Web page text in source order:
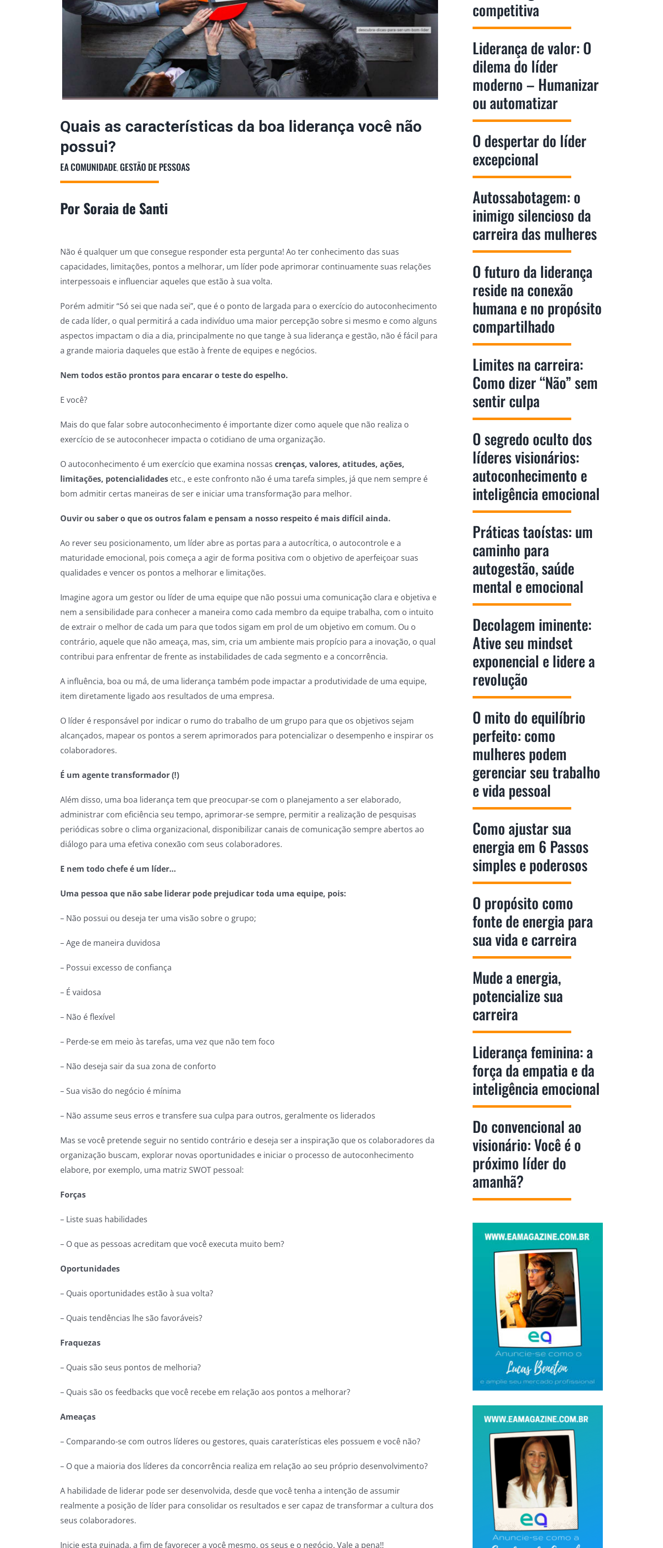
Quais as características da boa liderança você não
possui?
EA COMUNIDADE,GESTÃO DE PESSOAS
Por Soraia de Santi
Não é qualquer um que consegue responder esta pergunta! Ao ter conhecimento das suas
capacidades, limitações, pontos a melhorar, um líder pode aprimorar continuamente suas relações
interpessoais e influenciar aqueles que estão à sua volta.
Porém admitir “Só sei que nada sei”, que é o ponto de largada para o exercício do autoconhecimento
de cada líder, o qual permitirá a cada indivíduo uma maior percepção sobre si mesmo e como alguns
aspectos impactam o dia a dia, principalmente no que tange à sua liderança e gestão, não é fácil para
a grande maioria daqueles que estão à frente de equipes e negócios.
Nem todos estão prontos para encarar o teste do espelho.
E você?
Mais do que falar sobre autoconhecimento é importante dizer como aquele que não realiza o
exercício de se autoconhecer impacta o cotidiano de uma organização.
O autoconhecimento é um exercício que examina nossas crenças, valores, atitudes, ações,
limitações, potencialidades etc., e este confronto não é uma tarefa simples, já que nem sempre é
bom admitir certas maneiras de ser e iniciar uma transformação para melhor.
Ouvir ou saber o que os outros falam e pensam a nosso respeito é mais difícil ainda.
Ao rever seu posicionamento, um líder abre as portas para a autocrítica, o autocontrole e a
maturidade emocional, pois começa a agir de forma positiva com o objetivo de aperfeiçoar suas
qualidades e vencer os pontos a melhorar e limitações.
Imagine agora um gestor ou líder de uma equipe que não possui uma comunicação clara e objetiva e
nem a sensibilidade para conhecer a maneira como cada membro da equipe trabalha, com o intuito
de extrair o melhor de cada um para que todos sigam em prol de um objetivo em comum. Ou o
contrário, aquele que não ameaça, mas, sim, cria um ambiente mais propício para a inovação, o qual
contribui para enfrentar de frente as instabilidades de cada segmento e a concorrência.
A influência, boa ou má, de uma liderança também pode impactar a produtividade de uma equipe,
item diretamente ligado aos resultados de uma empresa.
O líder é responsável por indicar o rumo do trabalho de um grupo para que os objetivos sejam
alcançados, mapear os pontos a serem aprimorados para potencializar o desempenho e inspirar os
colaboradores.
É um agente transformador (!)
Além disso, uma boa liderança tem que preocupar-se com o planejamento a ser elaborado,
administrar com eficiência seu tempo, aprimorar-se sempre, permitir a realização de pesquisas
periódicas sobre o clima organizacional, disponibilizar canais de comunicação sempre abertos ao
diálogo para uma efetiva conexão com seus colaboradores.
E nem todo chefe é um líder…
Uma pessoa que não sabe liderar pode prejudicar toda uma equipe, pois:
– Não possui ou deseja ter uma visão sobre o grupo;
– Age de maneira duvidosa
– Possui excesso de confiança
– É vaidosa
– Não é flexível
– Perde-se em meio às tarefas, uma vez que não tem foco
– Não deseja sair da sua zona de conforto
– Sua visão do negócio é mínima
– Não assume seus erros e transfere sua culpa para outros, geralmente os liderados
Mas se você pretende seguir no sentido contrário e deseja ser a inspiração que os colaboradores da
organização buscam, explorar novas oportunidades e iniciar o processo de autoconhecimento
elabore, por exemplo, uma matriz SWOT pessoal:
Forças
– Liste suas habilidades
– O que as pessoas acreditam que você executa muito bem?
Oportunidades
– Quais oportunidades estão à sua volta?
– Quais tendências lhe são favoráveis?
Fraquezas
– Quais são seus pontos de melhoria?
– Quais são os feedbacks que você recebe em relação aos pontos a melhorar?
Ameaças
– Comparando-se com outros líderes ou gestores, quais caraterísticas eles possuem e você não?
– O que a maioria dos líderes da concorrência realiza em relação ao seu próprio desenvolvimento?
A habilidade de liderar pode ser desenvolvida, desde que você tenha a intenção de assumir
realmente a posição de líder para consolidar os resultados e ser capaz de transformar a cultura dos
seus colaboradores.
Inicie esta guinada, a fim de favorecer a você mesmo, os seus e o negócio. Vale a pena!!
competitiva
Liderança de valor: O
dilema do líder
moderno – Humanizar
ou automatizar
O despertar do líder
excepcional
Autossabotagem: o
inimigo silencioso da
carreira das mulheres
O futuro da liderança
reside na conexão
humana e no propósito
compartilhado
Limites na carreira:
Como dizer “Não” sem
sentir culpa
O segredo oculto dos
líderes visionários:
autoconhecimento e
inteligência emocional
Práticas taoístas: um
caminho para
autogestão, saúde
mental e emocional
Decolagem iminente:
Ative seu mindset
exponencial e lidere a
revolução
O mito do equilíbrio
perfeito: como
mulheres podem
gerenciar seu trabalho
e vida pessoal
Como ajustar sua
energia em 6 Passos
simples e poderosos
O propósito como
fonte de energia para
sua vida e carreira
Mude a energia,
potencialize sua
carreira
Liderança feminina: a
força da empatia e da
inteligência emocional
Do convencional ao
visionário: Você é o
próximo líder do
amanhã?